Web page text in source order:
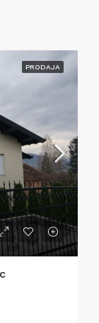
PRODAJA